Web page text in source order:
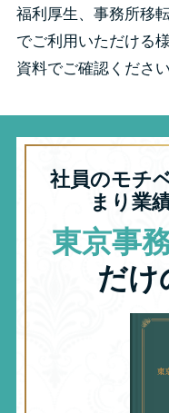
福利厚生、事務所移
でご利用いただける
資料でご確認ください
社員のモチ
まり業
東京事
だけ